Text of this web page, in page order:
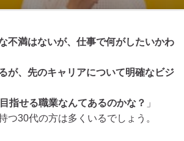
不満はないが、仕事で何がしたいかわ
が、先のキャリアについて明確なビジ
指せる職業なんてあるのかな？ 」
つ30代の方は多くいるでしょう。